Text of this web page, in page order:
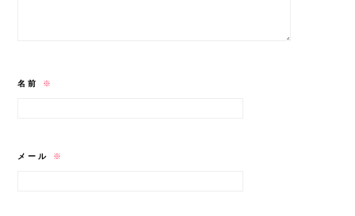
名前 ※
メール ※